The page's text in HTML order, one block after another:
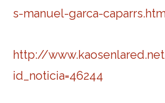
s-manuel-garca-
http://
id_noticia=46244